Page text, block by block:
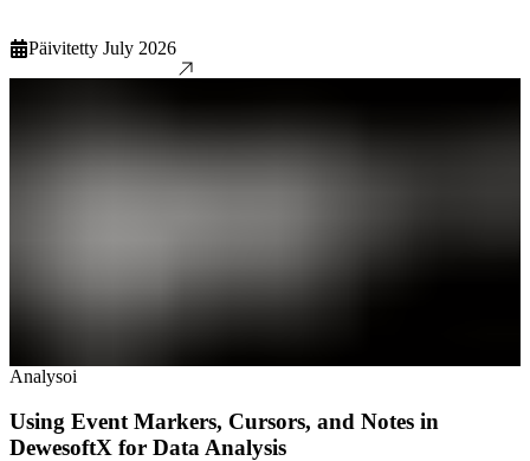
Päivitetty July 2026
Analysoi
Using Event Markers, Cursors, and Notes in
DewesoftX for Data Analysis